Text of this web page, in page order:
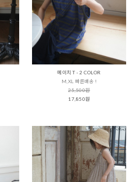
에이치 T - 2 COLOR
M,XL 빠른배송 !
25,500원
17,850원